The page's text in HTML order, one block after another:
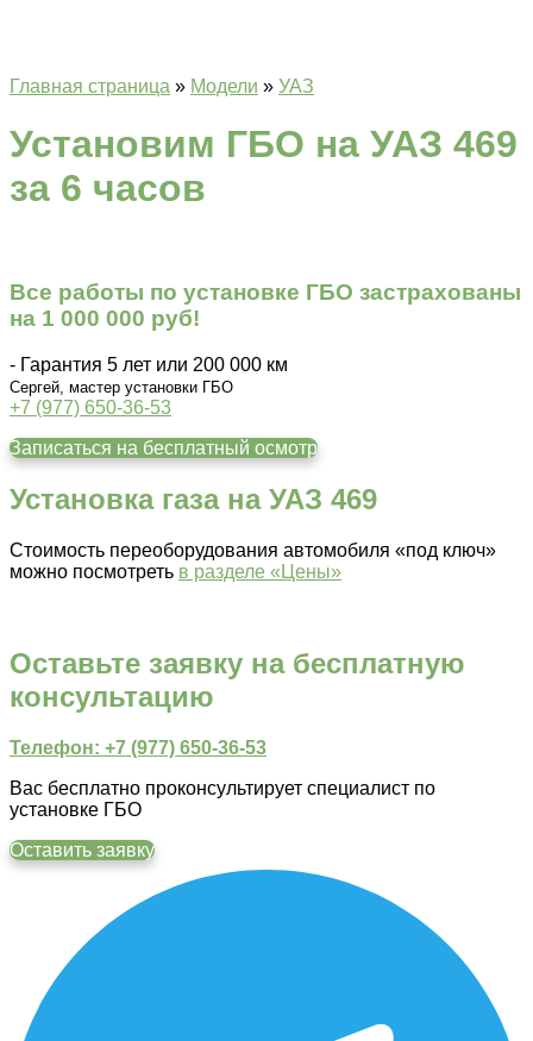
Главная страница » Модели » УАЗ
Установим ГБО на УАЗ 469
за 6 часов
Все работы по установке ГБО застрахованы
на 1 000 000 руб!
- Гарантия 5 лет или 200 000 км
Сергей, мастер установки ГБО
+7 (977) 650-36-53
Записаться на бесплатный осмотр
Установка газа на УАЗ 469
Стоимость переоборудования автомобиля «под ключ»
можно посмотреть в разделе «Цены»
Оставьте заявку на бесплатную
консультацию
Телефон: +7 (977) 650-36-53
Вас бесплатно проконсультирует специалист по
установке ГБО
Оставить заявку